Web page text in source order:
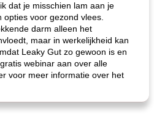
dat je misschien lam aan je
voor gezond vlees.
darm alleen het
maar in werkelijkheid kan
Leaky Gut zo gewoon is en
webinar aan over alle
voor meer informatie over het